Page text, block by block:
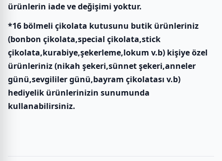
ürünlerin iade ve değişimi yoktur.
*16 bölmeli çikolata kutusunu butik ürünleriniz
(bonbon çikolata,special çikolata,stick
çikolata,kurabiye,şekerleme,lokum v.b) kişiye özel
ürünleriniz (nikah şekeri,sünnet şekeri,anneler
günü,sevgililer günü,bayram çikolatası v.b)
hediyelik ürünlerinizin sunumunda
kullanabilirsiniz.